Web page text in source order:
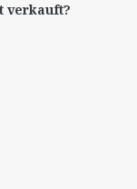
verkauft?